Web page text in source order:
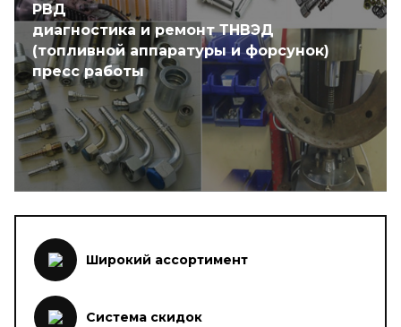
РВД
диагностика и ремонт ТНВЭД
(топливной аппаратуры и форсунок)
пресс работы
Широкий ассортимент
Система скидок